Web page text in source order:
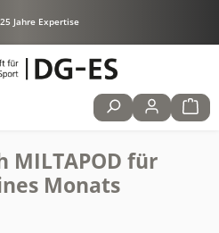
Jahre Expertise
für
Monats